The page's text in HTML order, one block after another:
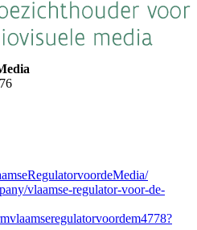
vlaamse-regulator-voor-de-